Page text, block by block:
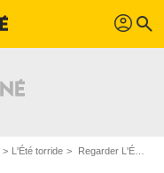
profil search
L'Été torride Regarder L'Été torride en SVOD